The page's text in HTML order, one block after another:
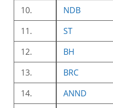
10.
NDB
11.
ST
12.
BH
13.
BRC
14.
ANND